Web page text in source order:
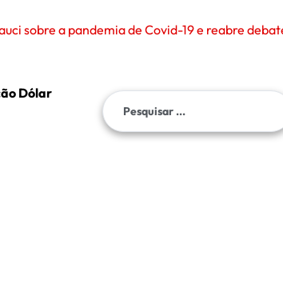
sobre a pandemia de Covid-19 e reabre
Dólar